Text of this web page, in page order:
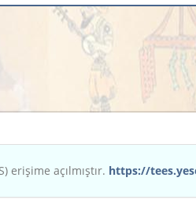
erişime açılmıştır. https://